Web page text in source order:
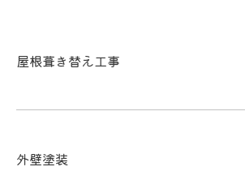
屋根葺き替え工事
外壁塗装